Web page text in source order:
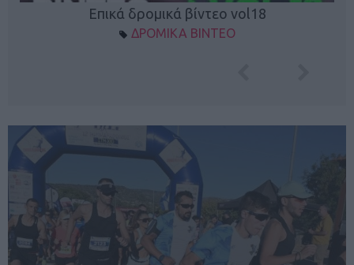
Επικά δρομικά βίντεο vol18
ΔΡΟΜΙΚΑ ΒΙΝΤΕΟ